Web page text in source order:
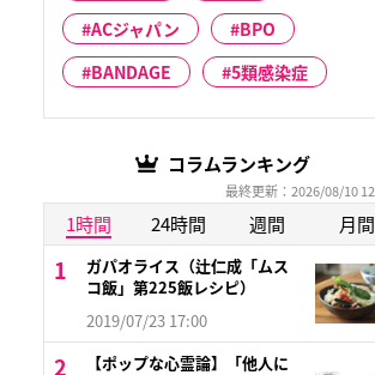
ACジャパン
BPO
BANDAGE
5類感染症
コラムランキング
最終更新：2026/08/10
1時間 24時間 週間 月間
ガパオライス（辻仁成「ムス
コ飯」第225飯レシピ）
2019/07/23 17:00
【ポップな心霊論】「他人に